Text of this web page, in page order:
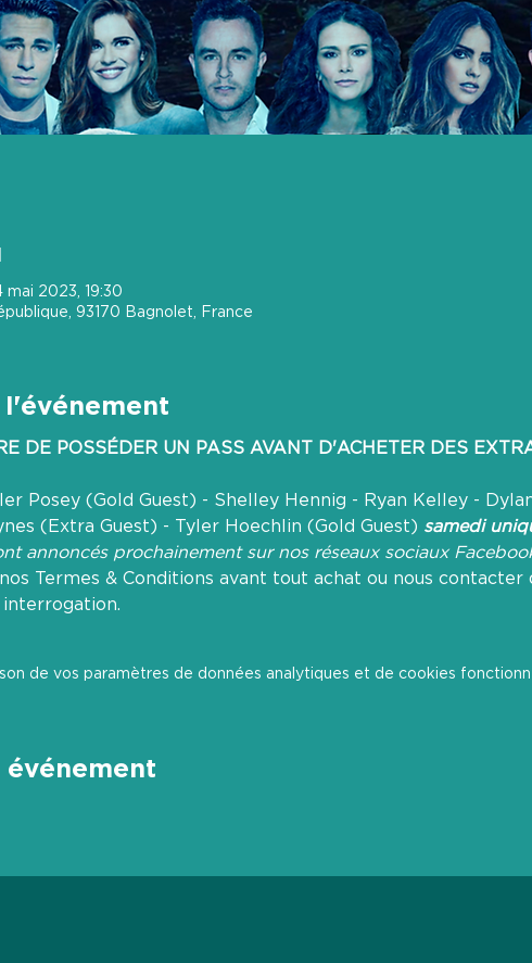
mai 2023, 19:30
93170 Bagnolet, France
DE POSSÉDER UN PASS AVANT D'ACHETER DES
Posey (Gold Guest) - Shelley Hennig - Ryan Kelley -
(Extra Guest) - Tyler Hoechlin (Gold Guest) samedi
annoncés prochainement sur nos réseaux sociaux
Termes & Conditions avant tout achat ou nous
de vos paramètres de données analytiques et de cookies